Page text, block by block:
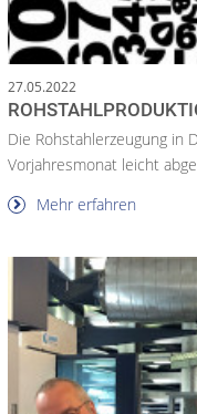
27.05.2022
Die Rohstahlerzeugung in
Vorjahresmonat leicht
Mehr erfahren